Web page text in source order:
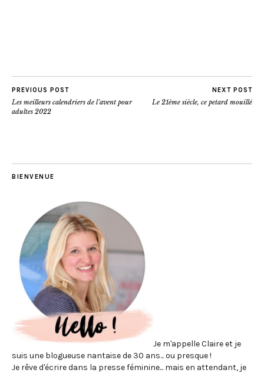
PREVIOUS POST
Les meilleurs calendriers de l’avent pour
adultes 2022
NEXT POST
Le 21ème siècle, ce petard mouillé
BIENVENUE
Je m'appelle Claire et je
suis une blogueuse nantaise de 30 ans... ou presque !
Je rêve d'écrire dans la presse féminine... mais en attendant, je